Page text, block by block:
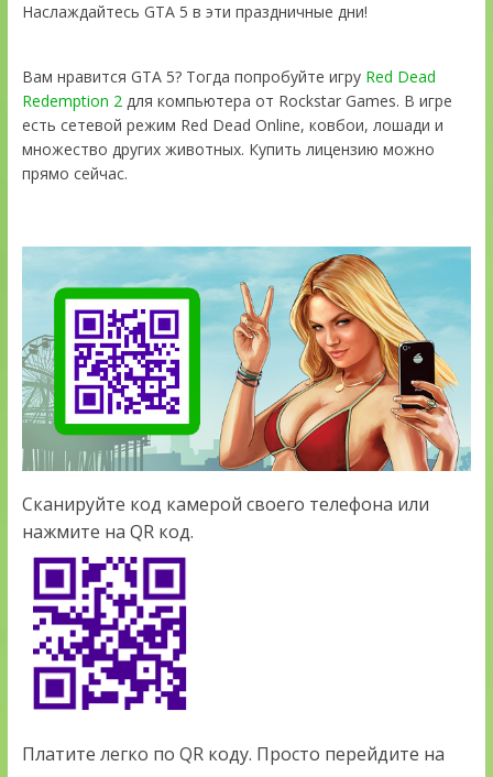
Наслаждайтесь GTA 5 в эти праздничные дни!
Вам нравится GTA 5? Тогда попробуйте игру Red Dead
Redemption 2для компьютера от Rockstar Games. В игре
есть сетевой режим Red Dead Online, ковбои, лошади и
множество других животных. Купить лицензию можно
прямо сейчас.
Сканируйте код камерой своего телефона или
нажмите на QR код.
Платите легко по QR коду. Просто перейдите на